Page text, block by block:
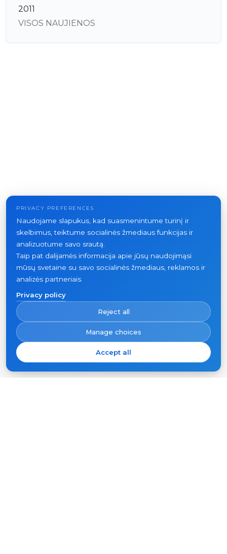
2011
VISOS NAUJIENOS
PRIVACY PREFERENCES
Naudojame slapukus, kad suasmenintume turinį ir
skelbimus, teiktume socialinės žmediaus funkcijas ir
analizuotume savo srautą.
Taip pat dalijamės informacija apie jūsų naudojimąsi
mūsų svetaine su savo socialinės žmediaus, reklamos ir
analizės partneriais.
Privacy policy
Reject all
Manage choices
Accept all